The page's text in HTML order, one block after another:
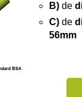
B) de
C) de
56mm